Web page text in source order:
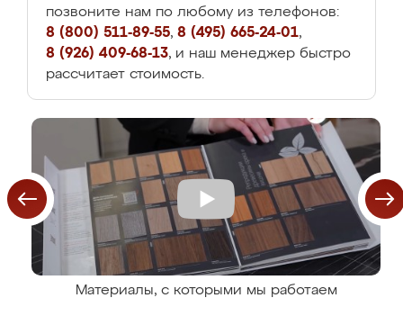
позвоните нам по любому из телефонов:
8 (800) 511-89-55, 8 (495) 665-24-01,
8 (926) 409-68-13, и наш менеджер быстро
рассчитает стоимость.
Материалы, с которыми мы работаем